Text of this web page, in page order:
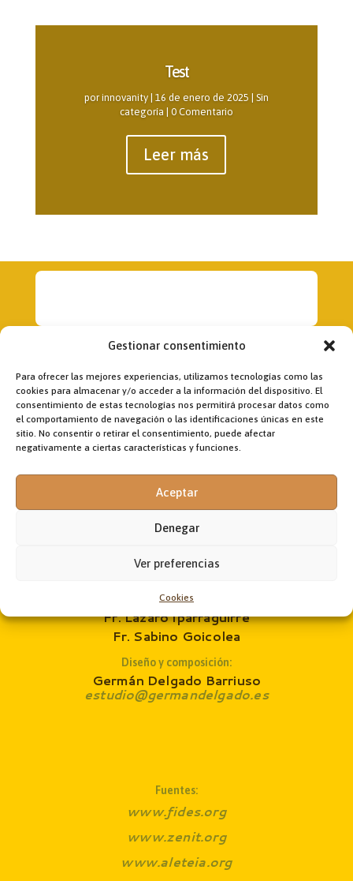
Gestionar consentimiento
Para ofrecer las mejores experiencias, utilizamos tecnologías como las
cookies para almacenar y/o acceder a la información del dispositivo. El
consentimiento de estas tecnologías nos permitirá procesar datos como
el comportamiento de navegación o las identificaciones únicas en este
sitio. No consentir o retirar el consentimiento, puede afectar
negativamente a ciertas características y funciones.
Aceptar
Denegar
Ver preferencias
Cookies
Test
porinnovanity| 16 de enero de 2025
Sin
categoría | 0 Comentario
Leer más
Dirección:
Fr. Jon Korta
director@laobramaxima.es
Administración:
Jon Andoni Ruiz de Zárate
administrador@laobramaxima.es
Secretaría:
José Ángel Laka
revista@laobramaxima.es
Consejo de redacción
Fr. Lázaro Iparraguirre
Fr. Sabino Goicolea
Diseño y composición:
Germán Delgado Barriuso
estudio@germandelgado.es
Fuentes:
www.fides.org
www.zenit.org
www.aleteia.org